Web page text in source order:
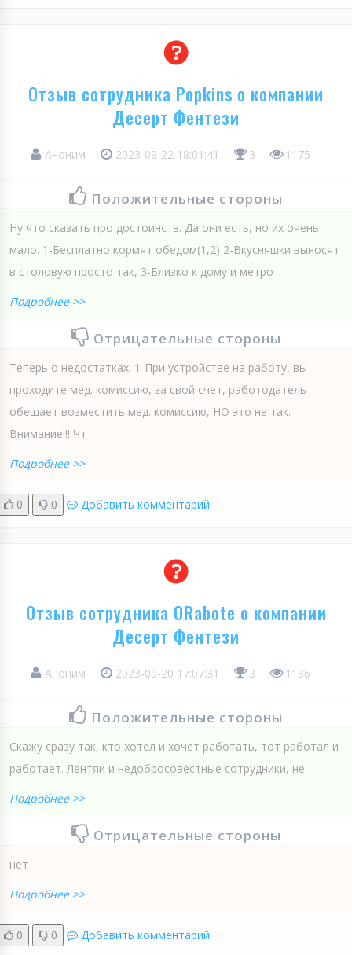
Отзыв сотрудника Popkins о компании
Десерт Фентези
Аноним 2023-09-22 18:01:41 3 1175
Положительные стороны
Ну что сказать про достоинств. Да они есть, но их очень
мало. 1-Бесплатно кормят обедом(1,2) 2-Вкусняшки выносят
в столовую просто так, 3-Близко к дому и метро
Подробнее >>
Отрицательные стороны
Теперь о недостатках: 1-При устройстве на работу, вы
проходите мед. комиссию, за свой счет, работодатель
обещает возместить мед. комиссию, НО это не так.
Внимание!!! Чт
Подробнее >>
0 0 Добавить комментарий
Отзыв сотрудника ORabote о компании
Десерт Фентези
Аноним 2023-09-20 17:07:31 3 1136
Положительные стороны
Скажу сразу так, кто хотел и хочет работать, тот работал и
работает. Лентяи и недобросовестные сотрудники, не
Подробнее >>
Отрицательные стороны
нет
Подробнее >>
0 0 Добавить комментарий